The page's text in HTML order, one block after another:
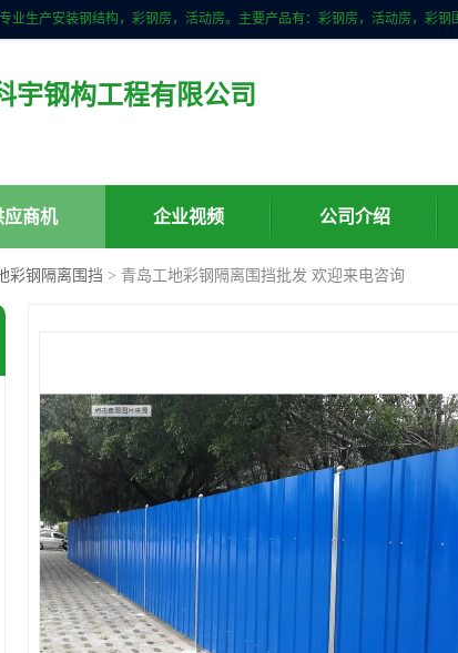
宇钢构工程有限公司
应商机 企业视频 公司介绍
彩钢隔离围挡 > 青岛工地彩钢隔离围挡批发 欢迎来电咨询